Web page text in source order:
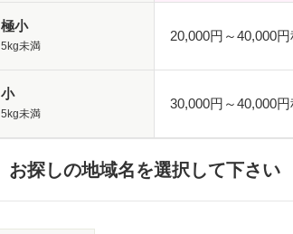
極小
5kg未満
20,000円～40,000
小
5kg未満
30,000円～40,000
お探しの地域名を選択して下さい